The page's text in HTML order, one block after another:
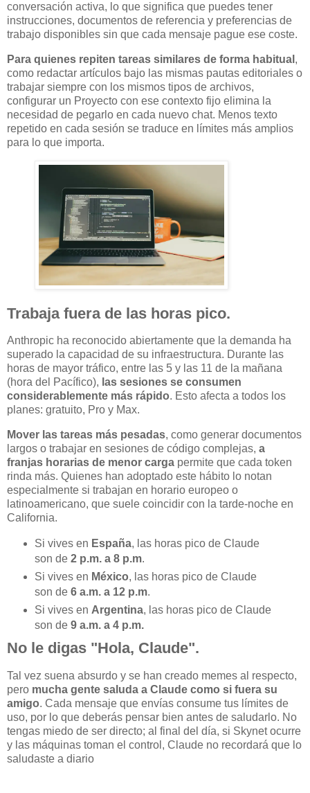
conversación activa, lo que significa que puedes tener
instrucciones, documentos de referencia y preferencias de
trabajo disponibles sin que cada mensaje pague ese coste.
Para quienes repiten tareas similares de forma habitual ,
como redactar artículos bajo las mismas pautas editoriales o
trabajar siempre con los mismos tipos de archivos,
configurar un Proyecto con ese contexto fijo elimina la
necesidad de pegarlo en cada nuevo chat. Menos texto
repetido en cada sesión se traduce en límites más amplios
para lo que importa.
Trabaja fuera de las horas pico.
Anthropic ha reconocido abiertamente que la demanda ha
superado la capacidad de su infraestructura. Durante las
horas de mayor tráfico, entre las 5 y las 11 de la mañana
(hora del Pacífico), las sesiones se consumen
considerablemente más rápido. Esto afecta a todos los
planes: gratuito, Pro y Max.
Mover las tareas más pesadas, como generar documentos
largos o trabajar en sesiones de código complejas, a
franjas horarias de menor carga permite que cada token
rinda más. Quienes han adoptado este hábito lo notan
especialmente si trabajan en horario europeo o
latinoamericano, que suele coincidir con la tarde-noche en
California.
Si vives en España, las horas pico de Claude
son de 2 p.m. a 8 p.m.
Si vives en México, las horas pico de Claude
son de 6 a.m. a 12 p.m.
Si vives en Argentina, las horas pico de Claude
son de 9 a.m. a 4 p.m.
No le digas "Hola, Claude".
Tal vez suena absurdo y se han creado memes al respecto,
pero mucha gente saluda a Claude como si fuera su
amigo. Cada mensaje que envías consume tus límites de
uso, por lo que deberás pensar bien antes de saludarlo. No
tengas miedo de ser directo; al final del día, si Skynet ocurre
y las máquinas toman el control, Claude no recordará que lo
saludaste a diario